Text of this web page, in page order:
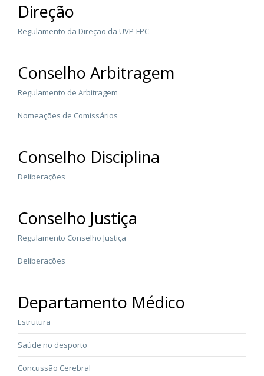
Direção
Regulamento da Direção da UVP-FPC
Conselho Arbitragem
Regulamento de Arbitragem
Nomeações de Comissários
Conselho Disciplina
Deliberações
Conselho Justiça
Regulamento Conselho Justiça
Deliberações
Departamento Médico
Estrutura
Saúde no desporto
Concussão Cerebral